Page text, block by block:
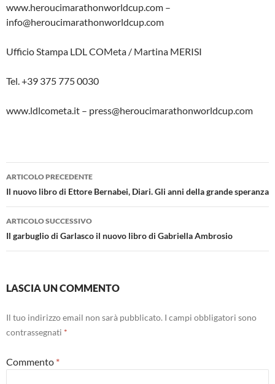
www.heroucimarathonworldcup.com –
info@heroucimarathonworldcup.com
Ufficio Stampa LDL COMeta / Martina MERISI
Tel. +39 375 775 0030
www.ldlcometa.it – press@heroucimarathonworldcup.com
Navigazione
articolo
ARTICOLO PRECEDENTE
Il nuovo libro di Ettore Bernabei, Diari. Gli anni della grande speranza
ARTICOLO SUCCESSIVO
Il garbuglio di Garlasco il nuovo libro di Gabriella Ambrosio
LASCIA UN COMMENTO
Il tuo indirizzo email non sarà pubblicato. I campi obbligatori sono
contrassegnati *
Commento *